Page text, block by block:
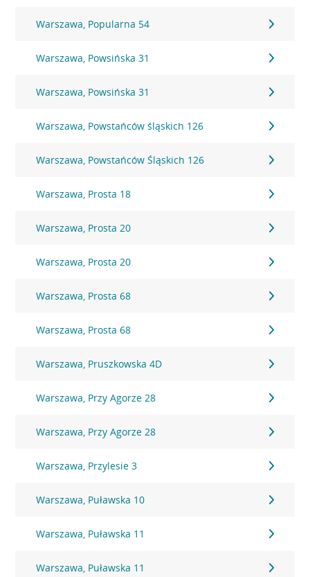
Warszawa, Popularna 54
Warszawa, Powsińska 31
Warszawa, Powsińska 31
Warszawa, Powstańców śląskich 126
Warszawa, Powstańców Śląskich 126
Warszawa, Prosta 18
Warszawa, Prosta 20
Warszawa, Prosta 20
Warszawa, Prosta 68
Warszawa, Prosta 68
Warszawa, Pruszkowska 4D
Warszawa, Przy Agorze 28
Warszawa, Przy Agorze 28
Warszawa, Przylesie 3
Warszawa, Puławska 10
Warszawa, Puławska 11
Warszawa, Puławska 11